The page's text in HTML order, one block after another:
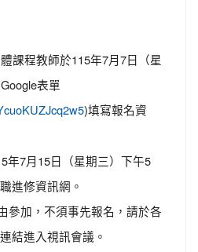
課程教師於115年7月7日（星
表單
)填寫報名資
7月15日（星期三）下午5
進修資訊網。
加，不須事先報名，請於各
結進入視訊會議。